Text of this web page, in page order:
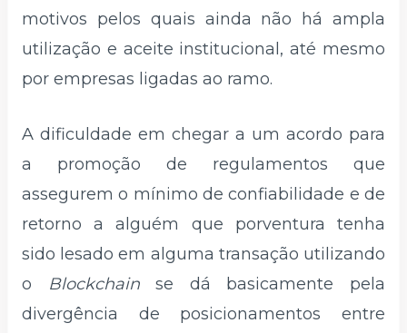
motivos pelos quais ainda não há ampla
utilização e aceite institucional, até mesmo
por empresas ligadas ao ramo.
A dificuldade em chegar a um acordo para
a promoção de regulamentos que
assegurem o mínimo de confiabilidade e de
retorno a alguém que porventura tenha
sido lesado em alguma transação utilizando
o
Blockchainse dá basicamente pela
divergência de posicionamentos entre